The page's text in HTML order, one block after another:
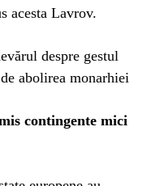
acesta Lavrov.
despre gestul
abolirea monarhiei
contingente mici